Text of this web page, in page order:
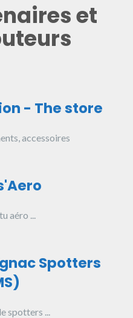
et
- The store
accessoires
aéro ...
Spotters
spotters ...